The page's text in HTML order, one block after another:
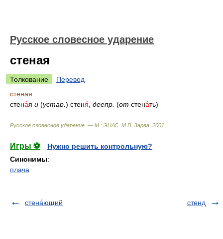
Русское словесное ударение
стеная
Толкование
Перевод
стеная
стена́я и (устар. ) стеня́ деепр. (от стена́ть)
Русское словесное ударение. — М.: ЭНАС М.В. Зарва 2001
Игры ⚽
Нужно решить контрольную?
Синонимы:
плача
стена́ющий стенд